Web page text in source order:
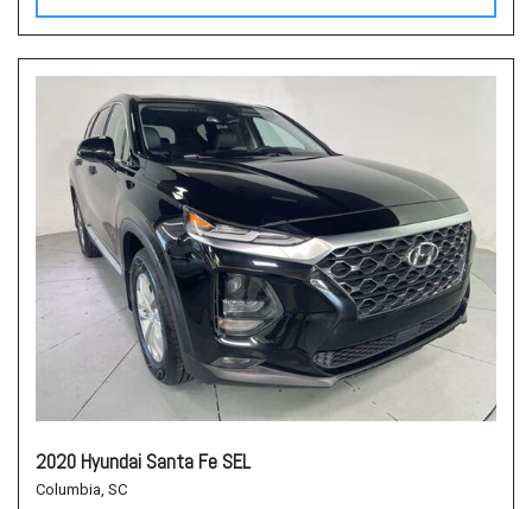
2020 Hyundai Santa Fe SEL
Columbia, SC